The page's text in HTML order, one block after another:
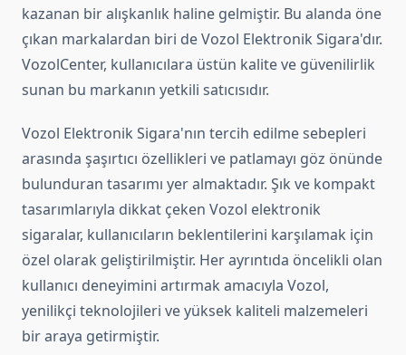
kazanan bir alışkanlık haline gelmiştir. Bu alanda öne
çıkan markalardan biri de Vozol Elektronik Sigara'dır.
VozolCenter, kullanıcılara üstün kalite ve güvenilirlik
sunan bu markanın yetkili satıcısıdır.
Vozol Elektronik Sigara'nın tercih edilme sebepleri
arasında şaşırtıcı özellikleri ve patlamayı göz önünde
bulunduran tasarımı yer almaktadır. Şık ve kompakt
tasarımlarıyla dikkat çeken Vozol elektronik
sigaralar, kullanıcıların beklentilerini karşılamak için
özel olarak geliştirilmiştir. Her ayrıntıda öncelikli olan
kullanıcı deneyimini artırmak amacıyla Vozol,
yenilikçi teknolojileri ve yüksek kaliteli malzemeleri
bir araya getirmiştir.